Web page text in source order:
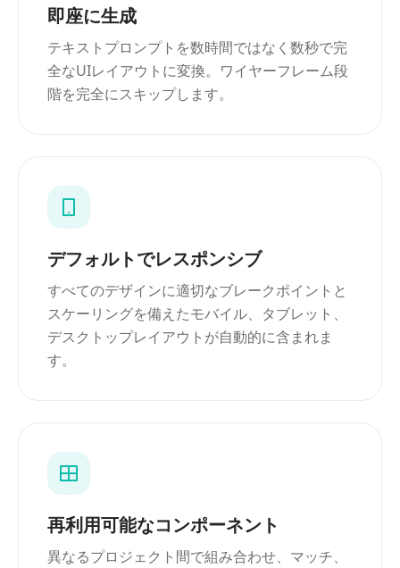
即座に生成
テキストプロンプトを数時間ではなく数秒で完
全なUIレイアウトに変換。ワイヤーフレーム段
階を完全にスキップします。
デフォルトでレスポンシブ
すべてのデザインに適切なブレークポイントと
スケーリングを備えたモバイル、タブレット、
デスクトップレイアウトが自動的に含まれま
す。
再利用可能なコンポーネント
異なるプロジェクト間で組み合わせ、マッチ、